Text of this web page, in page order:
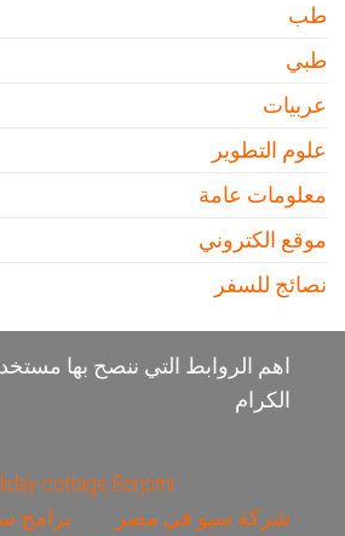
طب
طبي
عربيات
علوم التطوير
معلومات عامة
موقع الكتروني
نصائج للسفر
اهم الروابط التي ننصح بها
الكرام
cottage Borjomi
شركة سيو في مصر
برامج